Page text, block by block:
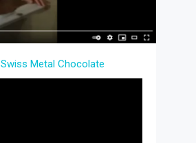
Swiss Metal Chocolate